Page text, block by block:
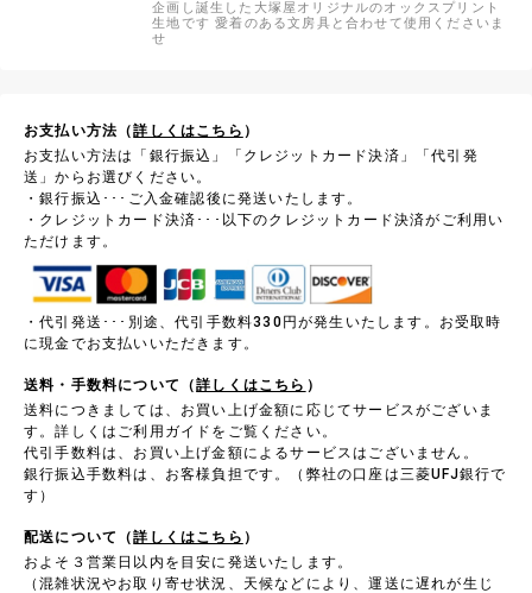
企画し誕生した大塚屋オリジナルのオックスプリント
生地です 愛着のある文房具と合わせて使用くださいま
せ
お支払い方法（詳しくはこちら ）
お支払い方法は「銀行振込」「クレジットカード決済」「代引発
送」からお選びください。
・銀行振込･･･ご入金確認後に発送いたします。
・クレジットカード決済･･･以下のクレジットカード決済がご利用い
ただけます。
・代引発送･･･別途、代引手数料330円が発生いたします。お受取時
に現金でお支払いいただきます。
送料・手数料について（詳しくはこちら ）
送料につきましては、お買い上げ金額に応じてサービスがございま
す。詳しくはご利用ガイドをご覧ください。
代引手数料は、お買い上げ金額によるサービスはございません。
銀行振込手数料は、お客様負担です。（弊社の口座は三菱UFJ銀行で
す）
配送について（詳しくはこちら ）
およそ３営業日以内を目安に発送いたします。
（混雑状況やお取り寄せ状況、天候などにより、運送に遅れが生じ